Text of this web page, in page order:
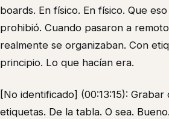
boards. En físico. En físico. Que
prohibió. Cuando pasaron a
realmente se organizaban. Con
principio. Lo que hacían era.
[No identificado] (00:13:15): Grabar
etiquetas. De la tabla. O sea.